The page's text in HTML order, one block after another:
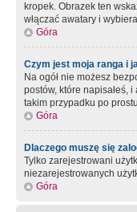
kropek. Obrazek ten
włączać awatary i
Góra
Czym jest moja ranga i
Na ogół nie możesz
postów, które napisałeś,
takim przypadku po
Góra
Dlaczego muszę się
Tylko zarejestrowani
niezarejestrowanych
Góra